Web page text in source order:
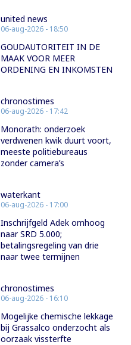
united news
06-aug-2026 - 18:50
GOUDAUTORITEIT IN DE
MAAK VOOR MEER
ORDENING EN INKOMSTEN
chronostimes
06-aug-2026 - 17:42
Monorath: onderzoek
verdwenen kwik duurt voort,
meeste politiebureaus
zonder camera’s
waterkant
06-aug-2026 - 17:00
Inschrijfgeld Adek omhoog
naar SRD 5.000;
betalingsregeling van drie
naar twee termijnen
chronostimes
06-aug-2026 - 16:10
Mogelijke chemische lekkage
bij Grassalco onderzocht als
oorzaak vissterfte